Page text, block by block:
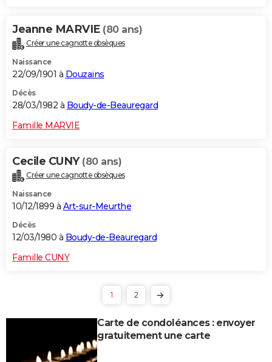
Jeanne MARVIE (80 ans)
Créer une cagnotte obsèques
Naissance
22/09/1901 à Douzains
Décès
28/03/1982 à Boudy-de-Beauregard
Famille MARVIE
Cecile CUNY (80 ans)
Créer une cagnotte obsèques
Naissance
10/12/1899 à Art-sur-Meurthe
Décès
12/03/1980 à Boudy-de-Beauregard
Famille CUNY
1 2
Carte de condoléances : envoyer
gratuitement une carte